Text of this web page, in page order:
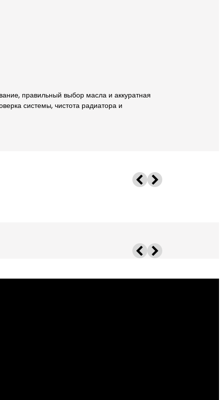
правильный выбор масла и аккуратная
системы, чистота радиатора и